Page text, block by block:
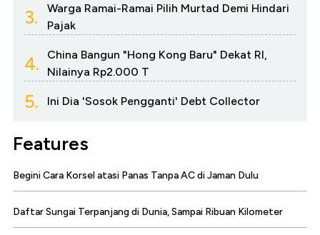
3.
Warga Ramai-Ramai Pilih Murtad Demi Hindari
Pajak
4.
China Bangun "Hong Kong Baru" Dekat RI,
Nilainya Rp2.000 T
5. Ini Dia 'Sosok Pengganti' Debt Collector
Features
Begini Cara Korsel atasi Panas Tanpa AC di Jaman Dulu
Daftar Sungai Terpanjang di Dunia, Sampai Ribuan Kilometer